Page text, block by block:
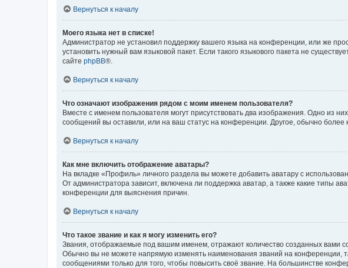
Вернуться к началу
Моего языка нет в списке!
Администратор не установил поддержку вашего языка на конференции, или же
установить нужный вам языковой пакет. Если такого языкового пакета не
сайте phpBB®.
Вернуться к началу
Что означают изображения рядом с моим именем пользователя?
Вместе с именем пользователя могут присутствовать два изображения. Одно из
сообщений вы оставили, или на ваш статус на конференции. Другое, обычно более
Вернуться к началу
Как мне включить отображение аватары?
На вкладке «Профиль» личного раздела вы можете добавить аватару с
От администратора зависит, включена ли поддержка аватар, а также какие типы
конференции для выяснения причин.
Вернуться к началу
Что такое звание и как я могу изменить его?
Звания, отображаемые под вашим именем, отражают количество созданных вами
Обычно вы не можете напрямую изменять наименования званий на конференции,
сообщениями только для того, чтобы повысить своё звание. На большинстве